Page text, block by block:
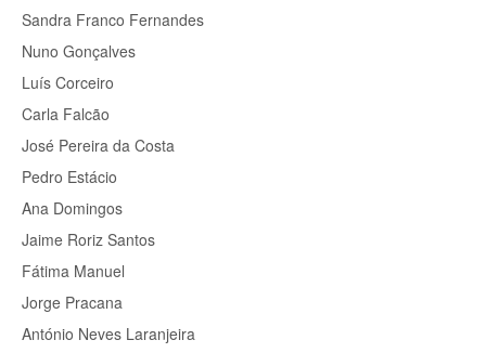
Sandra Franco Fernandes
Nuno Gonçalves
Luís Corceiro
Carla Falcão
José Pereira da Costa
Pedro Estácio
Ana Domingos
Jaime Roriz Santos
Fátima Manuel
Jorge Pracana
António Neves Laranjeira